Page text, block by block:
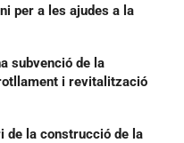
per a les ajudes a la
subvenció de la
i revitalització
de la construcció de la